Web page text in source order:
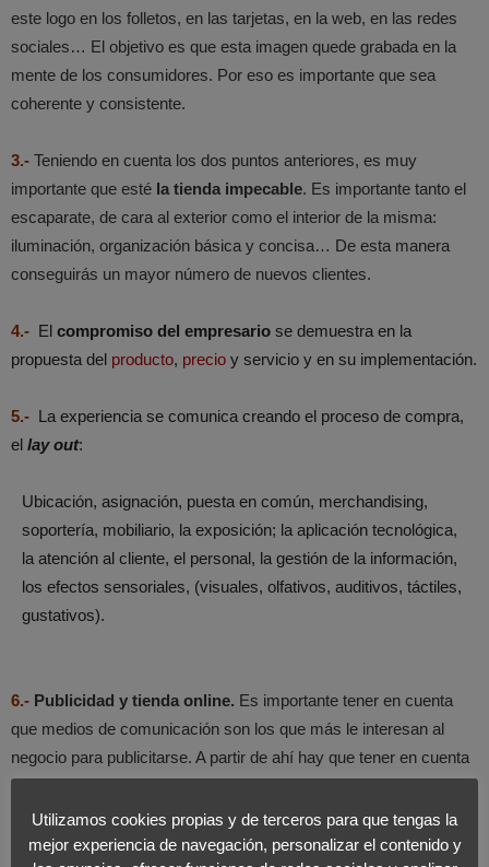
este logo en los folletos, en las tarjetas, en la web, en las redes
sociales… El objetivo es que esta imagen quede grabada en la
mente de los consumidores. Por eso es importante que sea
coherente y consistente.
3.- Teniendo en cuenta los dos puntos anteriores, es muy
importante que esté la tienda impecable. Es importante tanto el
escaparate, de cara al exterior como el interior de la misma:
iluminación, organización básica y concisa… De esta manera
conseguirás un mayor número de nuevos clientes.
4.- El compromiso del empresario se demuestra en la
propuesta del producto, precio y servicio y en su implementación.
5.- La experiencia se comunica creando el proceso de compra,
el lay out:
Ubicación, asignación, puesta en común, merchandising,
soportería, mobiliario, la exposición; la aplicación tecnológica,
la atención al cliente, el personal, la gestión de la información,
los efectos sensoriales, (visuales, olfativos, auditivos, táctiles,
gustativos).
6.- Publicidad y tienda online. Es importante tener en cuenta
que medios de comunicación son los que más le interesan al
negocio para publicitarse. A partir de ahí hay que tener en cuenta
cómo se va a ver la tienda en internet. El objetivo es que salga de
las primeras en los buscadores, y si sale en el mapa mejor aún.
Utilizamos cookies propias y de terceros para que tengas la
mejor experiencia de navegación, personalizar el contenido y